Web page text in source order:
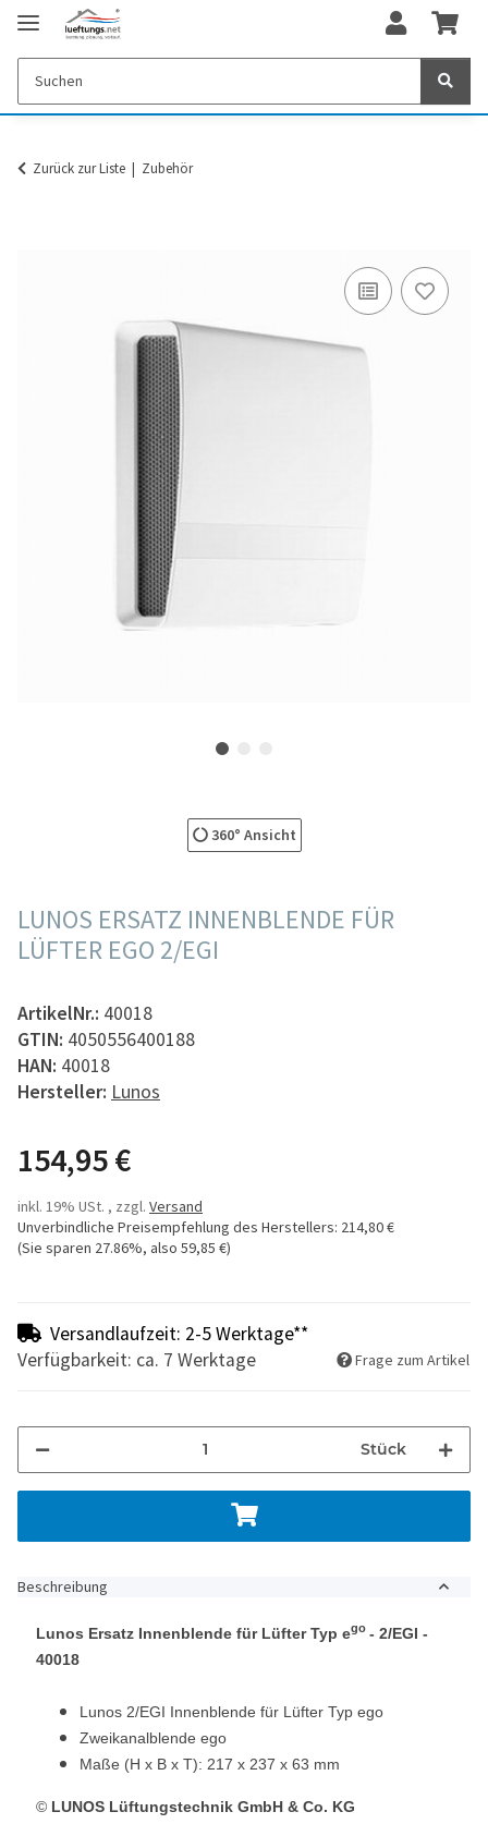
Zurück zur Liste Zubehör
360° Ansicht
LUNOS ERSATZ INNENBLENDE FÜR
LÜFTER EGO 2/EGI
ArtikelNr.: 40018
GTIN: 4050556400188
HAN: 40018
Hersteller: Lunos
154,95 €
inkl. 19% USt. , zzgl. Versand
Unverbindliche Preisempfehlung des Herstellers: 214,80 €
(Sie sparen 27.86%, also 59,85 €)
Versandlaufzeit: 2-5 Werktage**
Verfügbarkeit: ca. 7 Werktage
Frage zum Artikel
Stück
Beschreibung
Lunos Ersatz Innenblende für Lüfter Typ ego - 2/EGI -
40018
Lunos 2/EGI Innenblende für Lüfter Typ ego
Zweikanalblende ego
Maße (H x B x T): 217 x 237 x 63 mm
© LUNOS Lüftungstechnik GmbH & Co. KG